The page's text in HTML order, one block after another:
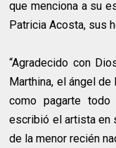
que menciona a su
Patricia Acosta, sus
“Agradecido con
Marthina, el ángel
como pagarte
escribió el artista en
de la menor recién